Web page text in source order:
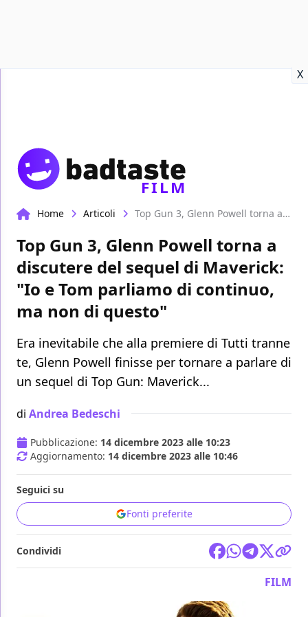
X
FILM
Home Articoli Top Gun 3, Glenn Powell torna a discutere del sequel di Maverick: "Io e Tom parliamo di continuo, ma non di questo"
Top Gun 3, Glenn Powell torna a
discutere del sequel di Maverick:
"Io e Tom parliamo di continuo,
ma non di questo"
Era inevitabile che alla premiere di Tutti tranne
te, Glenn Powell finisse per tornare a parlare di
un sequel di Top Gun: Maverick...
di Andrea Bedeschi
Pubblicazione: 14 dicembre 2023 alle 10:23
Aggiornamento: 14 dicembre 2023 alle 10:46
Seguici su
Fonti preferite
Condividi
FILM